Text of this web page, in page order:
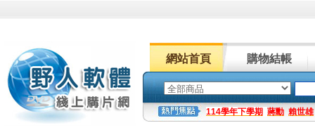
網站首頁 購物結帳
114學年下學期 蔣勳 賴世雄